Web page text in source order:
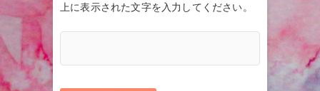
上に表示された文字を入力してください。